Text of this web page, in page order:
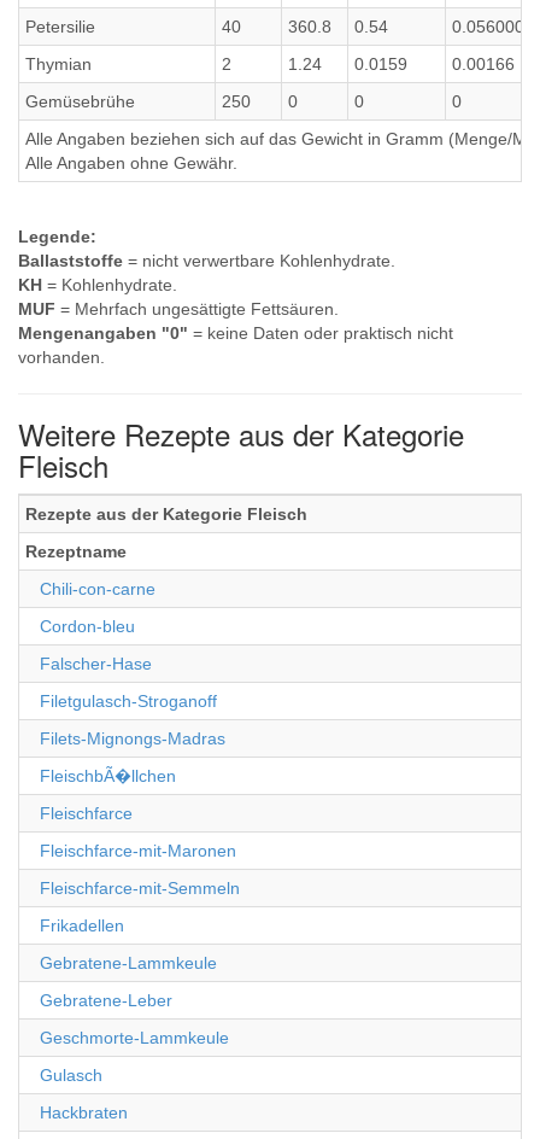
Petersilie 40 360.8 0.54
Thymian
2 1.24 0.0159
0.00166
Gemüsebrühe
250 0 0
0
Alle Angaben beziehen sich auf das Gewicht in Gramm (Menge/
Alle Angaben ohne Gewähr.
Legende:
Ballaststoffe = nicht verwertbare Kohlenhydrate.
KH = Kohlenhydrate.
MUF = Mehrfach ungesättigte Fettsäuren.
Mengenangaben "0" = keine Daten oder praktisch nicht
vorhanden.
Weitere Rezepte aus der Kategorie
Fleisch
Rezepte aus der Kategorie Fleisch
Rezeptname
Chili-con-carne
Cordon-bleu
Falscher-Hase
Filetgulasch-Stroganoff
Filets-Mignongs-Madras
FleischbÃ�llchen
Fleischfarce
Fleischfarce-mit-Maronen
Fleischfarce-mit-Semmeln
Frikadellen
Gebratene-Lammkeule
Gebratene-Leber
Geschmorte-Lammkeule
Gulasch
Hackbraten